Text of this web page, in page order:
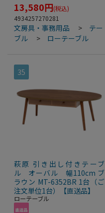
13,580円(税込)
4934257270281
文房具・事務用品 > テー
ブル
> ローテーブル
35
萩原 引き出し付きテーブ
ル オーバル 幅110cm ブ
ラウン MT-6352BR 1台（ご
注文単位1台）【直送品】
ローテーブル